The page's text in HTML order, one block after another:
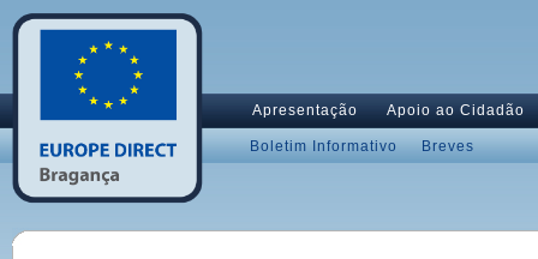
Apresentação Apoio ao Cidadão
Boletim Informativo Breves